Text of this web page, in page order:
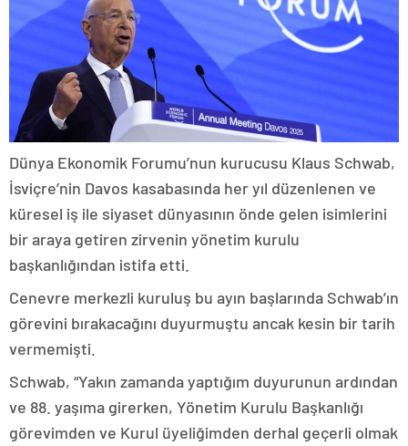
Dünya Ekonomik Forumu’nun kurucusu Klaus Schwab,
İsviçre’nin Davos kasabasında her yıl düzenlenen ve
küresel iş ile siyaset dünyasının önde gelen isimlerini
bir araya getiren zirvenin yönetim kurulu
başkanlığından istifa etti.
Cenevre merkezli kuruluş bu ayın başlarında Schwab’ın
görevini bırakacağını duyurmuştu ancak kesin bir tarih
vermemişti.
Schwab, “Yakın zamanda yaptığım duyurunun ardından
ve 88. yaşıma girerken, Yönetim Kurulu Başkanlığı
görevimden ve Kurul üyeliğimden derhal geçerli olmak